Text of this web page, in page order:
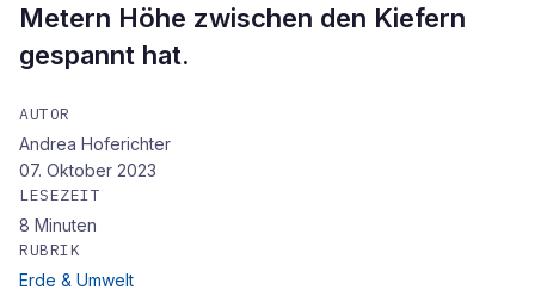
Metern Höhe zwischen den Kiefern
gespannt hat.
AUTOR
Andrea Hoferichter
07. Oktober 2023
LESEZEIT
8 Minuten
RUBRIK
Erde & Umwelt